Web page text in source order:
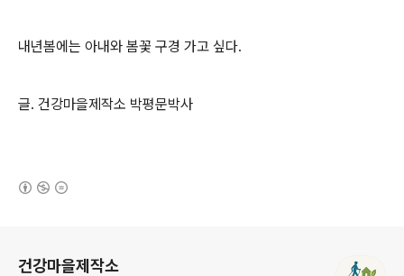
내년봄에는 아내와 봄꽃 구경 가고 싶다.
글. 건강마을제작소 박평문박사
건강마을제작소